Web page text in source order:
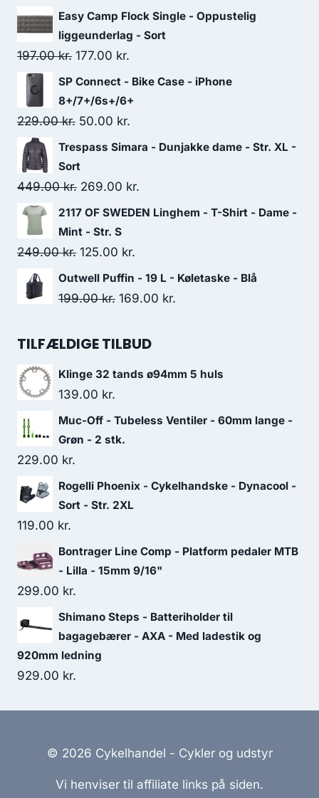
Easy Camp Flock Single - Oppustelig
liggeunderlag - Sort
197.00kr. Original
price
was:
197.00 kr..
177.00 kr.
price
is:
SP Connect - Bike Case - iPhone
8+/7+/6s+/6+
229.00kr. Original
price
was:
229.00 kr..
50.00 kr.
price
50.00 kr..
Trespass Simara - Dunjakke dame - Str. XL -
Sort
449.00kr. Original
price
was:
449.00 kr..
269.00 kr.
price
2117 OF SWEDEN Linghem - T-Shirt - Dame -
Mint - Str. S
249.00kr. Original
price
was:
125.00 kr.
price
is:
Outwell Puffin - 19 L - Køletaske - Blå
199.00kr. Original
was:
169.00 kr.
TILFÆLDIGE TILBUD
Klinge 32 tands ø94mm 5 huls
139.00 kr.
Muc-Off - Tubeless Ventiler - 60mm lange -
Grøn - 2 stk.
229.00 kr.
Rogelli Phoenix - Cykelhandske - Dynacool -
Sort - Str. 2XL
119.00 kr.
Bontrager Line Comp - Platform pedaler MTB
- Lilla - 15mm 9/16"
299.00 kr.
Shimano Steps - Batteriholder til
bagagebærer - AXA - Med ladestik og
920mm ledning
929.00 kr.
© 2026 Cykelhandel - Cykler og udstyr
Vi henviser til affiliate links på siden.